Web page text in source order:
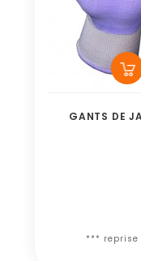
GANTS DE
*** reprise